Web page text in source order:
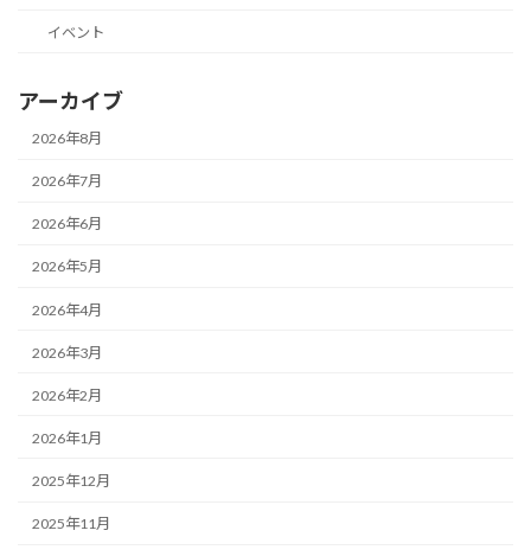
イベント
アーカイブ
2026年8月
2026年7月
2026年6月
2026年5月
2026年4月
2026年3月
2026年2月
2026年1月
2025年12月
2025年11月